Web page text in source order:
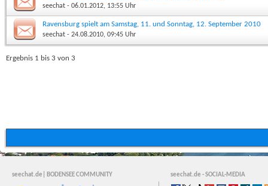
seechat - 06.01.2012, 13:55 Uhr
Ravensburg spielt am Samstag, 11. und Sonntag, 12. September 2010
seechat - 24.08.2010, 09:45 Uhr
Ergebnis 1 bis 3 von 3
seechat.de| BODENSEE COMMUNITY seechat.de - SOCIAL-MEDIA